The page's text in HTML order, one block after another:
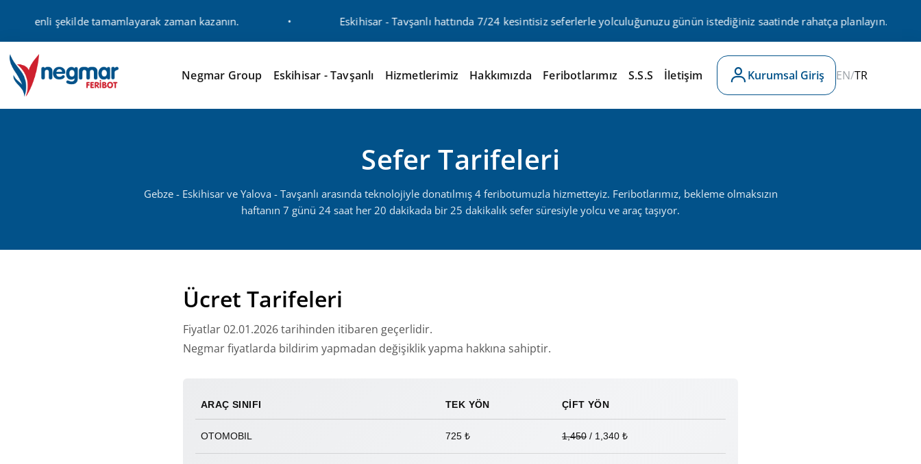
şekilde tamamlayarak zaman kazanın. Eskihisar - Tavşanlı hattında 7/24 kesintisiz seferlerle yolculuğunuzu günün istediğiniz saatinde rahatça planlayın.
Negmar Group Eskihisar - Tavşanlı Hizmetlerimiz Hakkımızda Feribotlarımız S.S.S İletişim Kurumsal Giriş EN/TR
Sefer Tarifeleri
Gebze - Eskihisar ve Yalova - Tavşanlı arasında teknolojiyle donatılmış 4 feribotumuzla hizmetteyiz. Feribotlarımız, bekleme olmaksızın
haftanın 7 günü 24 saat her 20 dakikada bir 25 dakikalık sefer süresiyle yolcu ve araç taşıyor.
Ücret Tarifeleri
Fiyatlar 02.01.2026 tarihinden itibaren geçerlidir.
Negmar fiyatlarda bildirim yapmadan değişiklik yapma hakkına sahiptir.
ARAÇ SINIFI TEK YÖN ÇİFT YÖN
OTOMOBIL 725 ₺ 1,450 / 1,340 ₺